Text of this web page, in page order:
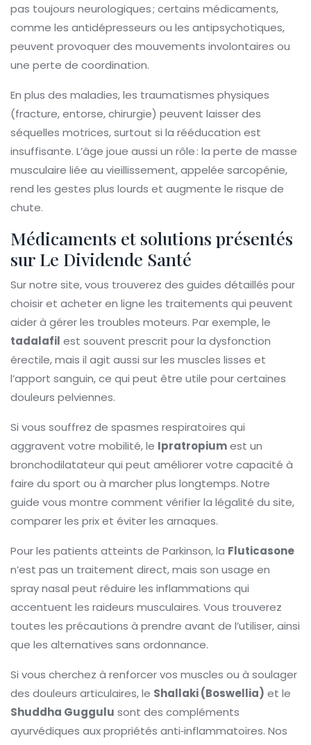
pas toujours neurologiques ; certains médicaments,
comme les antidépresseurs ou les antipsychotiques,
peuvent provoquer des mouvements involontaires ou
une perte de coordination.
En plus des maladies, les traumatismes physiques
(fracture, entorse, chirurgie) peuvent laisser des
séquelles motrices, surtout si la rééducation est
insuffisante. L’âge joue aussi un rôle : la perte de masse
musculaire liée au vieillissement, appelée sarcopénie,
rend les gestes plus lourds et augmente le risque de
chute.
Médicaments et solutions présentés
sur Le Dividende Santé
Sur notre site, vous trouverez des guides détaillés pour
choisir et acheter en ligne les traitements qui peuvent
aider à gérer les troubles moteurs. Par exemple, le
tadalafil est souvent prescrit pour la dysfonction
érectile, mais il agit aussi sur les muscles lisses et
l’apport sanguin, ce qui peut être utile pour certaines
douleurs pelviennes.
Si vous souffrez de spasmes respiratoires qui
aggravent votre mobilité, le Ipratropiumest un
bronchodilatateur qui peut améliorer votre capacité à
faire du sport ou à marcher plus longtemps. Notre
guide vous montre comment vérifier la légalité du site,
comparer les prix et éviter les arnaques.
Pour les patients atteints de Parkinson, la Fluticasone
n’est pas un traitement direct, mais son usage en
spray nasal peut réduire les inflammations qui
accentuent les raideurs musculaires. Vous trouverez
toutes les précautions à prendre avant de l’utiliser, ainsi
que les alternatives sans ordonnance.
Si vous cherchez à renforcer vos muscles ou à soulager
des douleurs articulaires, le Shallaki (Boswellia) et le
Shuddha Guggulu sont des compléments
ayurvédiques aux propriétés anti‑inflammatoires. Nos